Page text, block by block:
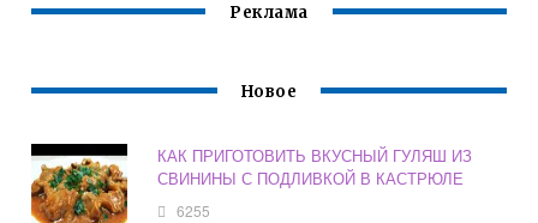
Реклама
Новое
КАК ПРИГОТОВИТЬ ВКУСНЫЙ ГУЛЯШ ИЗ
СВИНИНЫ С ПОДЛИВКОЙ В КАСТРЮЛЕ
6255